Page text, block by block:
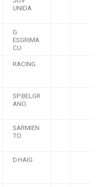
UNIDA
G.
ESGRIMA
CU
RACING
SP.BELGR
ANO
SARMIEN
TO
D.HAIG